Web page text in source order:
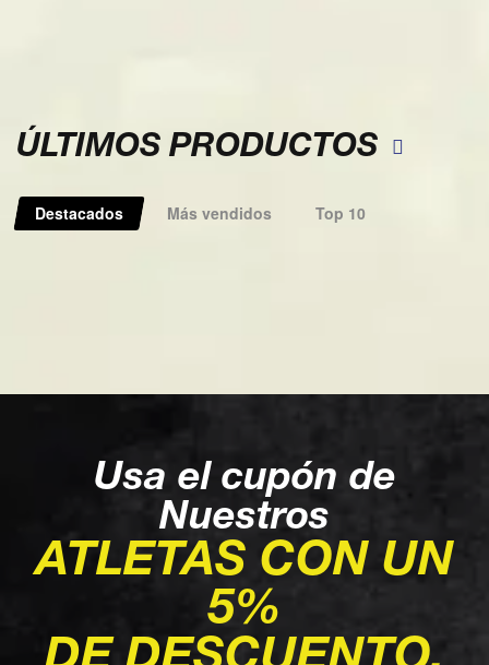
ÚLTIMOS PRODUCTOS
Destacados Más vendidos Top 10
Usa el cupón de
Nuestros
ATLETAS CON UN
5%